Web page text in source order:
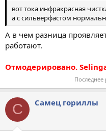
вот тока инфракрасная
а с сильверфастом
А в чем разница
работают.
Отмодерировано.
Последнее
С Самец гориллы